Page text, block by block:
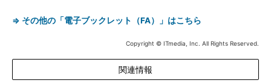
⇒ その他の「電子ブックレット（FA）」はこちら
Copyright © ITmedia, Inc. All Rights Reserved.
関連情報